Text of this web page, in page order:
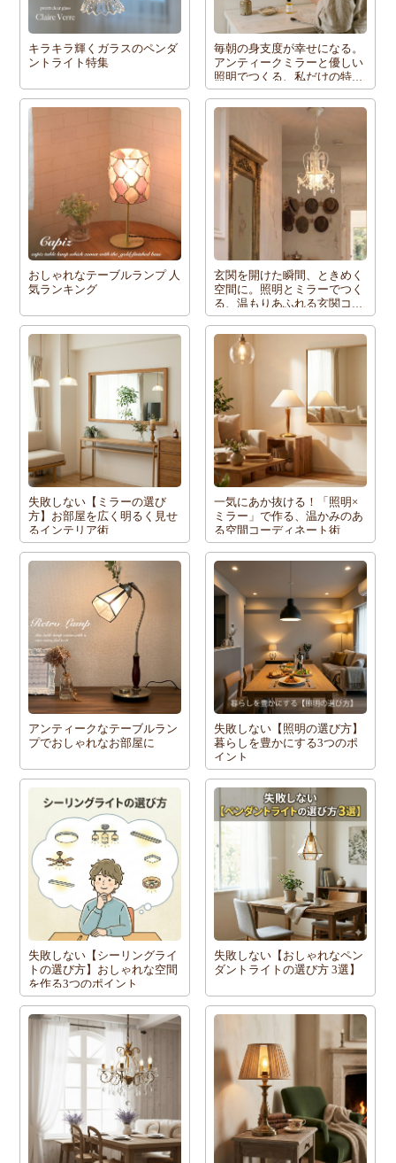
キラキラ輝くガラスのペンダ
ントライト特集
毎朝の身支度が幸せになる。
アンティークミラーと優しい
照明でつくる、私だけの特別
な洗面所・メイクスペース
おしゃれなテーブルランプ 人
気ランキング
玄関を開けた瞬間、ときめく
空間に。照明とミラーでつく
る、温もりあふれる玄関コー
ディネート術
失敗しない【ミラーの選び
方】お部屋を広く明るく見せ
るインテリア術
一気にあか抜ける！「照明×
ミラー」で作る、温かみのあ
る空間コーディネート術
アンティークなテーブルラン
プでおしゃれなお部屋に
失敗しない【照明の選び方】
暮らしを豊かにする3つのポ
イント
失敗しない【シーリングライ
トの選び方】おしゃれな空間
を作る3つのポイント
失敗しない【おしゃれなペン
ダントライトの選び方 3選】